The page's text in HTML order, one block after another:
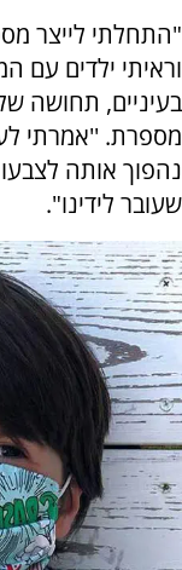
"התחלתי לייצר
וראיתי ילדים עם
בעיניים, תחושה
מספרת. ''אמרתי
נהפוך אותה
שעובר לידינו".